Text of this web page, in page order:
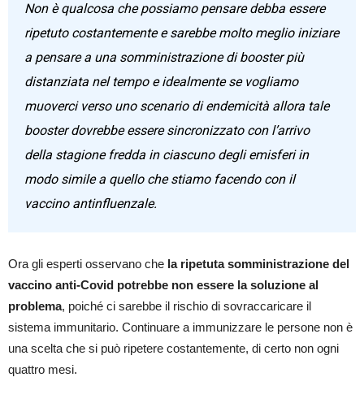
Non è qualcosa che possiamo pensare debba essere
ripetuto costantemente e sarebbe molto meglio iniziare
a pensare a una somministrazione di booster più
distanziata nel tempo e idealmente se vogliamo
muoverci verso uno scenario di endemicità allora tale
booster dovrebbe essere sincronizzato con l’arrivo
della stagione fredda in ciascuno degli emisferi in
modo simile a quello che stiamo facendo con il
vaccino antinfluenzale.
Ora gli esperti osservano che la ripetuta somministrazione del
vaccino anti-Covid potrebbe non essere la soluzione al
problema, poiché ci sarebbe il rischio di sovraccaricare il
sistema immunitario. Continuare a immunizzare le persone non è
una scelta che si può ripetere costantemente, di certo non ogni
quattro mesi.